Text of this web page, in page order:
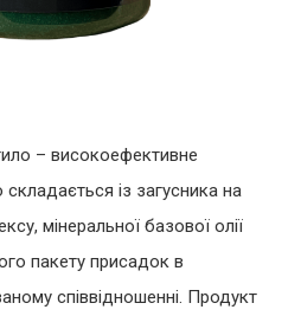
– високоефективне
із загусника на
мінеральної базової олії
пакету присадок в
співвідношенні. Продукт